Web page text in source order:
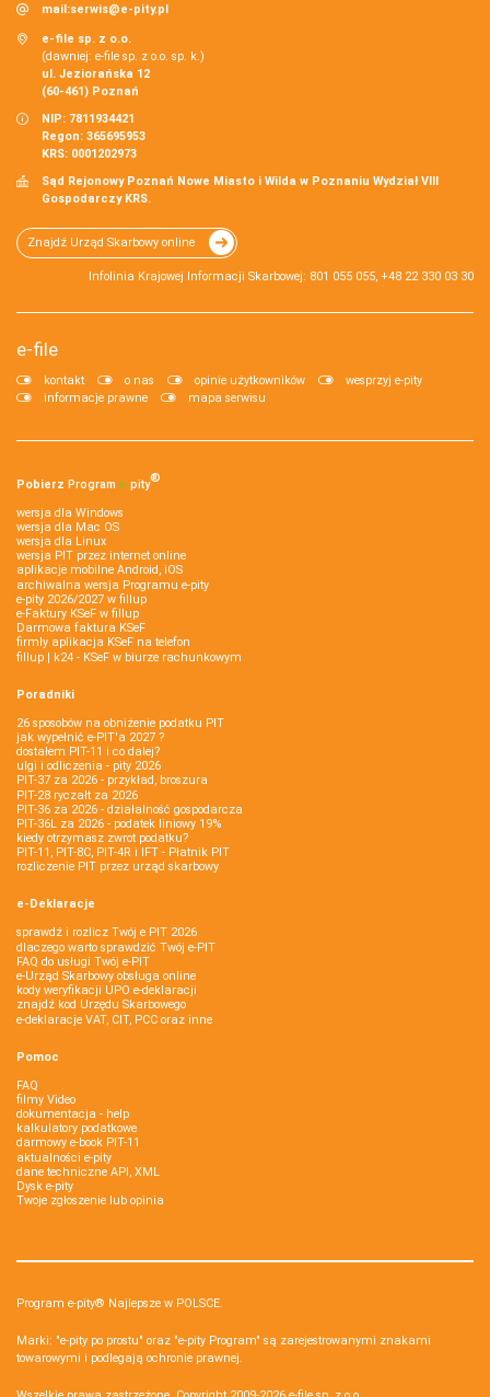
mail:serwis@e-pity.pl
e-file sp. z o.o.
(dawniej: e-file sp. z o.o. sp. k.)
ul. Jeziorańska 12
(60-461) Poznań
NIP: 7811934421
Regon: 365695953
KRS: 0001202973
Sąd Rejonowy Poznań Nowe Miasto i Wilda w Poznaniu Wydział VIII
Gospodarczy KRS.
Znajdź Urząd Skarbowy online
Infolinia Krajowej Informacji Skarbowej: 801 055 055, +48 22 330 03 30
e-file
kontakt o nas opinie użytkowników
wesprzyj e-pity
informacje prawne
mapa serwisu
Pobierz Program e‑pity®
wersja dla Windows
wersja dla Mac OS
wersja dla Linux
wersja PIT przez internet online
aplikacje mobilne Android, iOS
archiwalna wersja Programu e-pity
e-pity 2026/2027 w fillup
e‑Faktury KSeF w fillup
Darmowa faktura KSeF
firmly aplikacja KSeF na telefon
fillup | k24 - KSeF w biurze rachunkowym
Poradniki
26 sposobów na obniżenie podatku PIT
jak wypełnić e-PIT'a 2027 ?
dostałem PIT-11 i co dalej?
ulgi i odliczenia - pity 2026
PIT-37 za 2026 - przykład, broszura
PIT-28 ryczałt za 2026
PIT-36 za 2026 - działalność gospodarcza
PIT-36L za 2026 - podatek liniowy 19%
kiedy otrzymasz zwrot podatku?
PIT-11, PIT-8C, PIT-4R i IFT - Płatnik PIT
rozliczenie PIT przez urząd skarbowy
e-Deklaracje
sprawdź i rozlicz Twój e PIT 2026
dlaczego warto sprawdzić Twój e-PIT
FAQ do usługi Twój e-PIT
e-Urząd Skarbowy obsługa online
kody weryfikacji UPO e-deklaracji
znajdź kod Urzędu Skarbowego
e-deklaracje VAT, CIT, PCC oraz inne
Pomoc
FAQ
filmy Video
dokumentacja - help
kalkulatory podatkowe
darmowy e-book PIT-11
aktualności e-pity
dane techniczne API, XML
Dysk e-pity
Twoje zgłoszenie lub opinia
Program e-pity® Najlepsze w POLSCE.
Marki: "e-pity po prostu" oraz "e-pity Program" są zarejestrowanymi znakami
towarowymi i podlegają ochronie prawnej.